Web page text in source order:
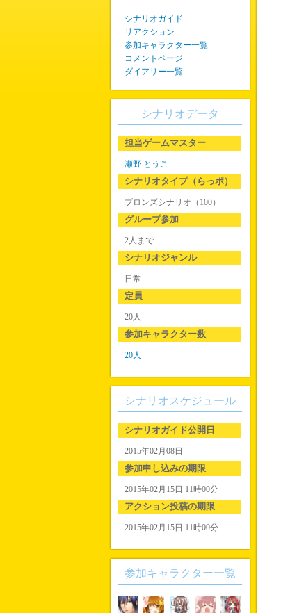
シナリオガイド
リアクション
参加キャラクター一覧
コメントページ
ダイアリー一覧
シナリオデータ
担当ゲームマスター
瀬野 とうこ
シナリオタイプ（らっポ）
ブロンズシナリオ（100）
グループ参加
2人まで
シナリオジャンル
日常
定員
20人
参加キャラクター数
20人
シナリオスケジュール
シナリオガイド公開日
2015年02月08日
参加申し込みの期限
2015年02月15日 11時00分
アクション投稿の期限
2015年02月15日 11時00分
参加キャラクター一覧